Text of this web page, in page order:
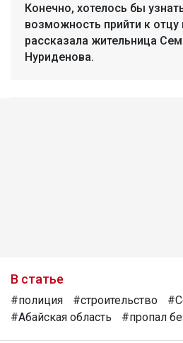
Конечно, хотелось бы
возможность прийти к отцу
рассказала жительница
Нуриденова.
В статье
#полиция #строительство
#Абайская область
#пропал